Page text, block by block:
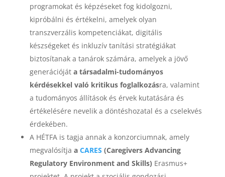
programokat és képzéseket fog kidolgozni,
kipróbálni és értékelni, amelyek olyan
transzverzális kompetenciákat, digitális
készségeket és inkluzív tanítási stratégiákat
biztosítanak a tanárok számára, amelyek a jövő
generációját a társadalmi-tudományos
kérdésekkel való kritikus foglalkozásra, valamint
a tudományos állítások és érvek kutatására és
értékelésére nevelik a döntéshozatal és a cselekvés
érdekében.
A HÉTFA is tagja annak a konzorciumnak, amely
megvalósítja a CARES (Caregivers Advancing
Regulatory Environment and Skills) Erasmus+